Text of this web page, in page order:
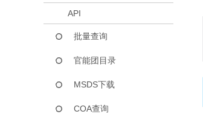
API
批量查询
官能团目录
MSDS下载
COA查询